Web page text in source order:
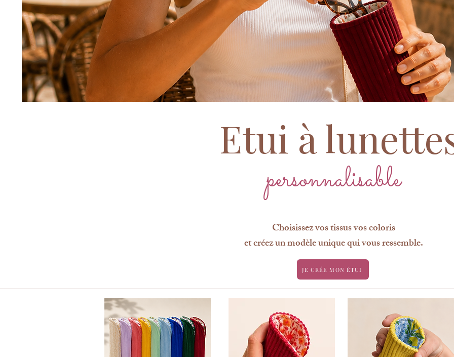
personnalisable
Etui à
Choisissez vos tissus vos coloris
et créez un modèle unique qui vous ressemble.
JE CRÉE MON ÉTUI